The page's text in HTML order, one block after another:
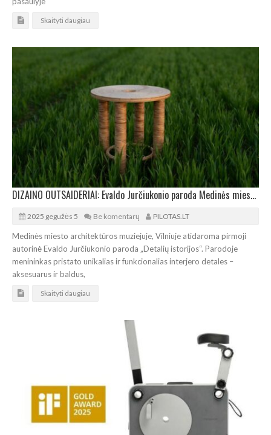
Skaityti daugiau
DIZAINO OUTSAIDERIAI: Evaldo Jurčiukonio paroda Medinės miesto architektūros muziejuje
2025 gegužės 5 Be komentarų PILOTAS.LT
Medinės miesto architektūros muziejuje, Vilniuje atidaroma pirmoji
autorinė Evaldo Jurčiukonio paroda „Detalių istorijos“. Parodoje
menininkas pristato unikalias ir funkcionalias interjero detales –
aksesuarus ir baldus,
Skaityti daugiau